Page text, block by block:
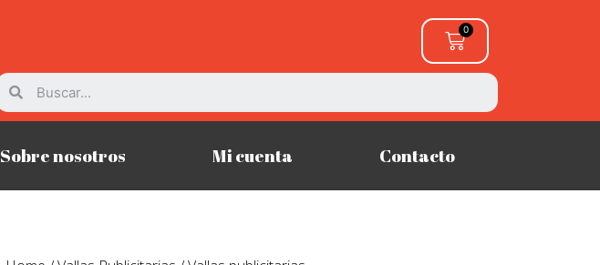
Sobre nosotros Mi cuenta Contacto